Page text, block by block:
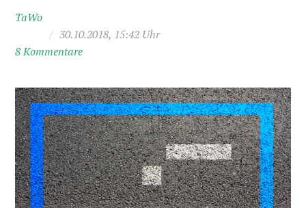
TaWo
/ 30.10.2018, 15:42 Uhr
8 Kommentare